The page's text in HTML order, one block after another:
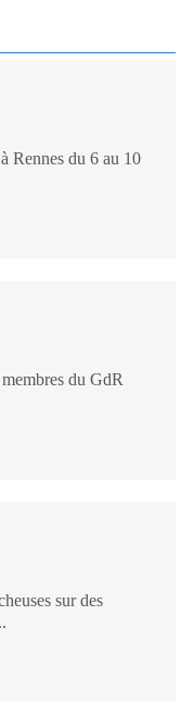
Rennes du 6 au 10
du GdR
sur des